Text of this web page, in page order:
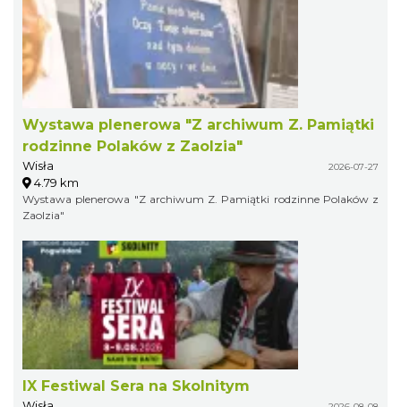
Wystawa plenerowa "Z archiwum Z. Pamiątki
rodzinne Polaków z Zaolzia"
Wisła 2026-07-27
4.79 km
Wystawa plenerowa "Z archiwum Z. Pamiątki rodzinne Polaków z
Zaolzia"
IX Festiwal Sera na Skolnitym